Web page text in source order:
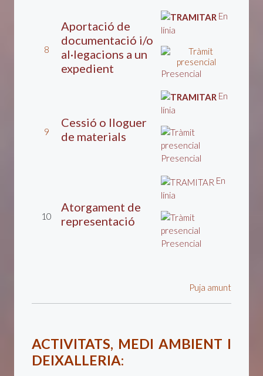
8
Aportació de
documentació i/o
al·legacions a un
expedient
En
línia
Presencial
9
Cessió o lloguer
de materials
En
línia
Presencial
10
Atorgament de
representació
En
línia
Presencial
Puja amunt
ACTIVITATS, MEDI AMBIENT I
DEIXALLERIA: